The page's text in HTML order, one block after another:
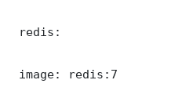
redis:
image: redis:7